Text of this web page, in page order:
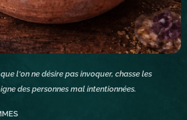
l'on ne désire pas invoquer, chasse les
des personnes mal intentionnées.